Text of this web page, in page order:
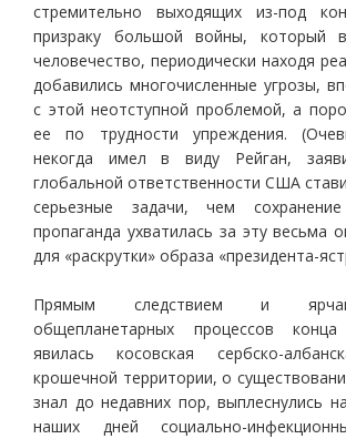
стремительно выходящих из-под
призраку большой войны, который
человечество, периодически находя
добавились многочисленные угрозы,
с этой неотступной проблемой, а
ее по трудности упреждения.
некогда имел в виду Рейган,
глобальной ответственности США
серьезные задачи, чем
пропаганда ухватилась за эту весьма
для «раскрутки» образа «президента-
Прямым следствием и
общепланетарных процессов
явилась косовская сербско-
крошечной территории, о
знал до недавних пор, выплеснулись
наших дней социально-